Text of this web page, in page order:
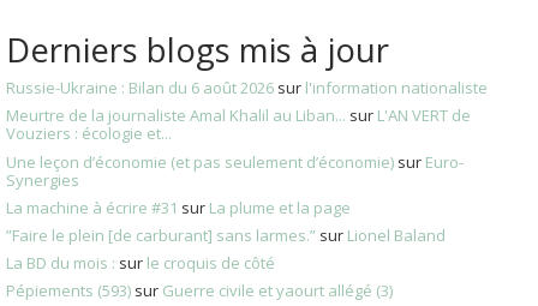
Derniers blogs mis à jour
Russie-Ukraine : Bilan du 6 août 2026 sur l'information nationaliste
Meurtre de la journaliste Amal Khalil au Liban... sur L'AN VERT de
Vouziers : écologie et...
Une leçon d’économie (et pas seulement d’économie) sur Euro-
Synergies
La machine à écrire #31 sur La plume et la page
”Faire le plein [de carburant] sans larmes.” sur Lionel Baland
La BD du mois : sur le croquis de côté
Pépiements (593) sur Guerre civile et yaourt allégé (3)